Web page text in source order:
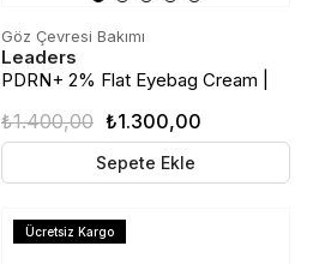
Göz Çevresi Bakımı
Leaders
PDRN+ 2% Flat Eyebag Cream |
Kremi | 20ml ₺1.300,00
₺1.400,00
Sepete Ekle
Ücretsiz Kargo